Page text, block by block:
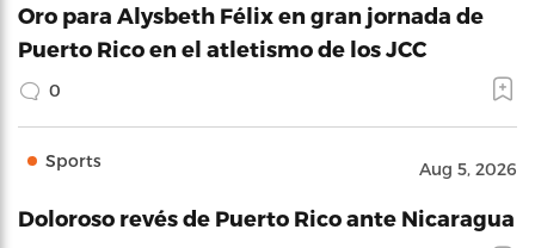
Oro para Alysbeth Félix en gran jornada de
Puerto Rico en el atletismo de los JCC
0
Sports Aug 5, 2026
Doloroso revés de Puerto Rico ante Nicaragua